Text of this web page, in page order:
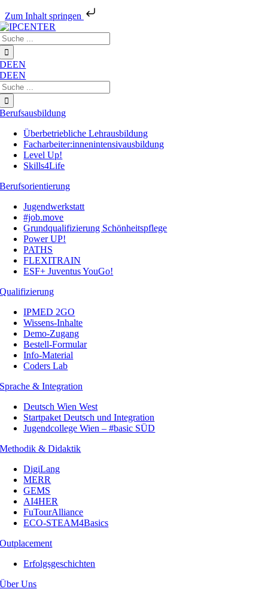
Zum Inhalt springen
Zum
Inhalt
springen
DEEN
DEEN
Berufsausbildung
Überbetriebliche Lehrausbildung
Facharbeiter:innenintensivausbildung
Level Up!
Skills4Life
Berufsorientierung
Jugendwerkstatt
#job.move
Grundqualifizierung Schönheitspflege
Power UP!
PATHS
FLEXITRAIN
ESF+ Juventus YouGo!
Qualifizierung
IPMED 2GO
Wissens-Inhalte
Demo-Zugang
Bestell-Formular
Info-Material
Coders Lab
Sprache & Integration
Deutsch Wien West
Startpaket Deutsch und Integration
Jugendcollege Wien – #basic SÜD
Methodik & Didaktik
DigiLang
MERR
GEMS
AI4HER
FuTourAlliance
ECO-STEAM4Basics
Outplacement
Erfolgsgeschichten
Über Uns